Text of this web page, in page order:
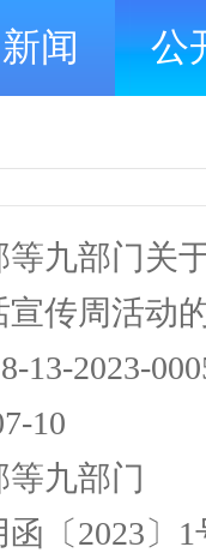
新闻 公
等九部门关
宣传周活动
13-2023-
10
等九部门
〔2023〕1